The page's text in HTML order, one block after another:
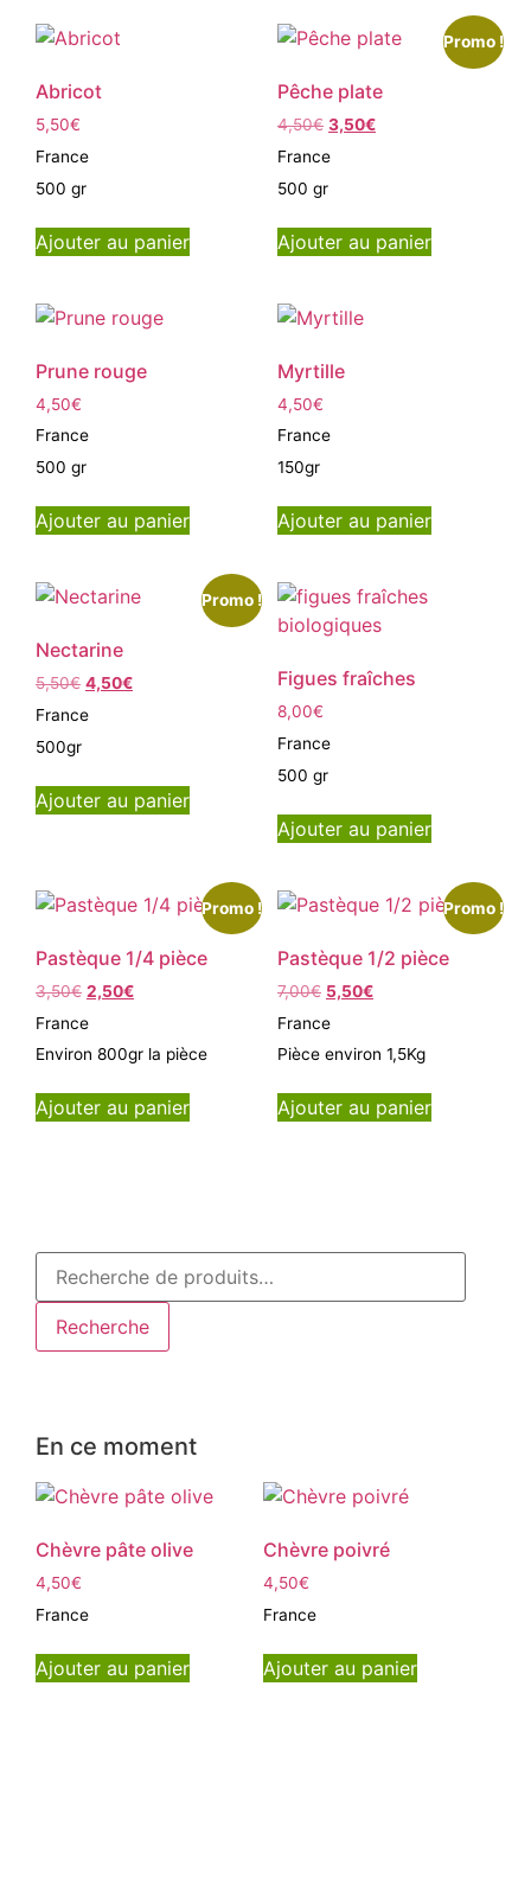
Abricot
5,50€
France
500 gr
Ajouter au panier
Promo !
Pêche plate
4,50€ 3,50€
France
500 gr
Ajouter au panier
Prune rouge
4,50€
France
500 gr
Ajouter au panier
Myrtille
4,50€
France
150gr
Ajouter au panier
Promo !
Nectarine
5,50€ 4,50€
France
500gr
Ajouter au panier
Figues fraîches
8,00€
France
500 gr
Ajouter au panier
Promo !
Pastèque 1/4 pièce
3,50€ 2,50€
France
Environ 800gr la pièce
Ajouter au panier
Promo !
Pastèque 1/2 pièce
7,00€ 5,50€
France
Pièce environ 1,5Kg
Ajouter au panier
Recherche
En ce moment
Chèvre pâte olive
4,50€
France
Ajouter au panier
Chèvre poivré
4,50€
France
Ajouter au panier